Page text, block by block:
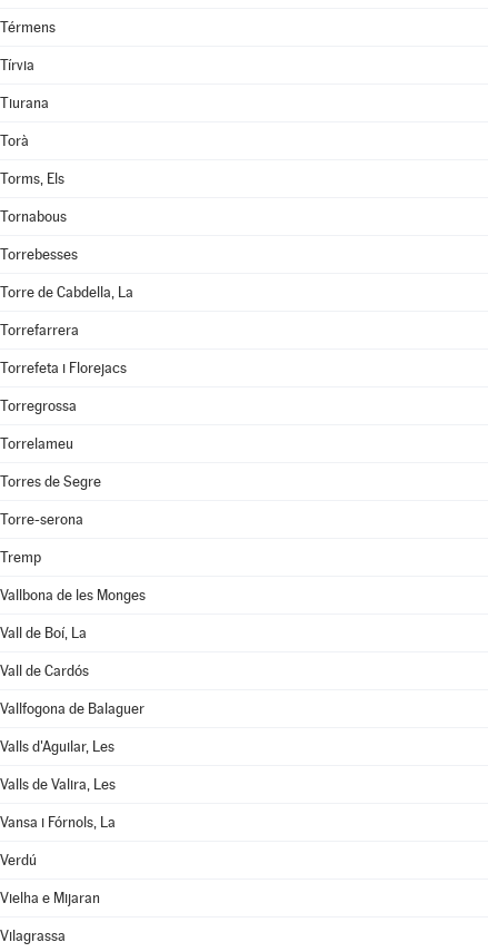
Térmens
Tírvia
Tiurana
Torà
Torms, Els
Tornabous
Torrebesses
Torre de Cabdella, La
Torrefarrera
Torrefeta i Florejacs
Torregrossa
Torrelameu
Torres de Segre
Torre-serona
Tremp
Vallbona de les Monges
Vall de Boí, La
Vall de Cardós
Vallfogona de Balaguer
Valls d'Aguilar, Les
Valls de Valira, Les
Vansa i Fórnols, La
Verdú
Vielha e Mijaran
Vilagrassa